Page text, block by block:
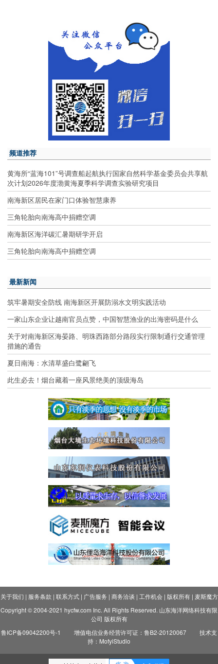
频道推荐
黄海所“蓝海101”号调查船起航执行国家自然科学基金委员会共享航
次计划2026年度渤黄海夏季科学调查实验研究项目
南海新区居民在家门口体验智慧康养
三角轮胎向南海高中捐赠空调
南海新区海洋碳汇暑期研学开启
三角轮胎向南海高中捐赠空调
最新新闻
筑牢暑期安全防线 南海新区开展防溺水文明实践活动
一家山东企业让越南官员点赞，中国智慧渔业的出海密码是什么
关于对南海新区海晏路、明珠西路部分路段实行限制通行交通管理
措施的通告
夏日南海：水清草盛白鹭翩飞
此生必去！烟台藏着一座风景绝美的顶级海岛
关于我们 | 服务条款 | 联系方式| 广告服务 | 商务洽谈 | 工作机会| 版权所有| 麦斯魔方
Copyright © 2004-2021 hycfw.com Inc. All Rights Reserved. 山东海洋网络科技有限
公司 版权所有
鲁ICP备09042200号-1
增值电信业务经营许可证：鲁B2-20120067
技术支
持：MofyiStudio